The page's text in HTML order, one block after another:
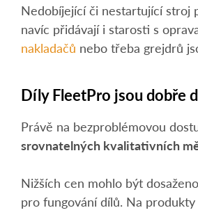
Nedobíjející či nestartující stroj
navíc přidávají i starosti s
nakladačů nebo třeba grejdrů
Díly FleetPro jsou dobře
Právě na bezproblémovou
srovnatelných kvalitativních
Nižších cen mohlo být
pro fungování dílů. Na